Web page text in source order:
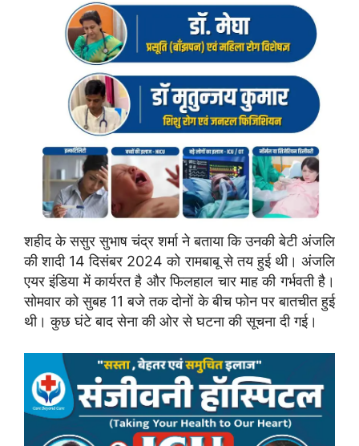
शहीद के ससुर सुभाष चंद्र शर्मा ने बताया कि उनकी बेटी अंजलि
की शादी 14 दिसंबर 2024 को रामबाबू से तय हुई थी। अंजलि
एयर इंडिया में कार्यरत है और फिलहाल चार माह की गर्भवती है।
सोमवार को सुबह 11 बजे तक दोनों के बीच फोन पर बातचीत हुई
थी। कुछ घंटे बाद सेना की ओर से घटना की सूचना दी गई।